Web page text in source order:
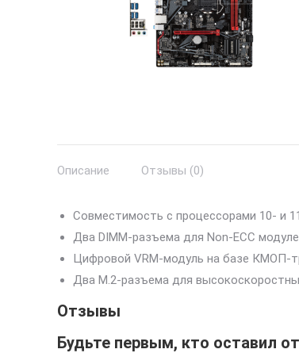
Описание Отзывы (0)
Совместимость с процессорами 10- и
Два DIMM-разъема для Non-ECC
Цифровой VRM-модуль на базе КМОП-
Два M.2-разъема для
Отзывы
Будьте первым, кто оставил